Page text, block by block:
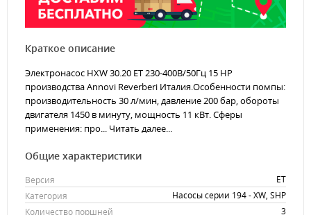
Краткое описание
Электронасос HXW 30.20 ET 230-400В/50Гц 15 HP
производства Annovi Reverberi Италия.Особенности помпы:
производительность 30 л/мин, давление 200 бар, обороты
двигателя 1450 в минуту, мощность 11 кВт. Сферы
применения: про... Читать далее...
Общие характеристики
Версия
ET
Категория
Насосы серии 194 - XW, SHP
Количество поршней
3